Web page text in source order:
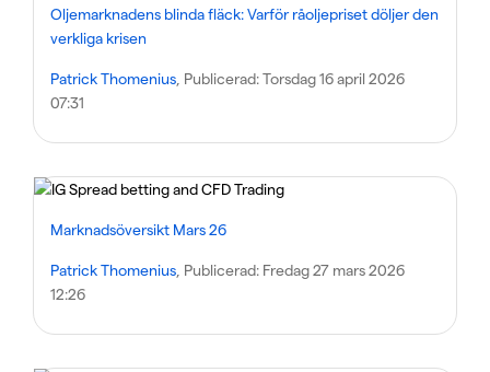
Oljemarknadens blinda fläck: Varför råoljepriset döljer den
verkliga krisen
Patrick Thomenius , Publicerad:Torsdag 16 april 2026
07:31
Marknadsöversikt Mars 26
Patrick Thomenius , Publicerad: Fredag 27 mars 2026
12:26